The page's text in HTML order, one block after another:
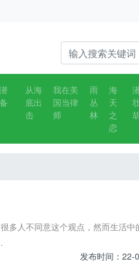
从海
底出
击
我在美
国当律
师
雨
丛
林
海
天
之
恋
多人不同意这个观点，然而生活中
发布时间：22-